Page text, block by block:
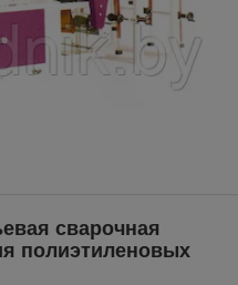
сварочная
полиэтиленовых